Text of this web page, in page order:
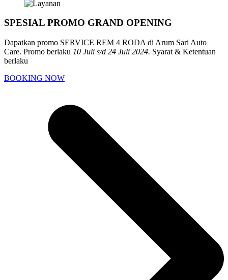
SPESIAL PROMO GRAND OPENING
Dapatkan promo SERVICE REM 4 RODA di Arum Sari Auto
Care. Promo berlaku 10 Juli s/d 24 Juli 2024. Syarat & Ketentuan
berlaku
BOOKING NOW